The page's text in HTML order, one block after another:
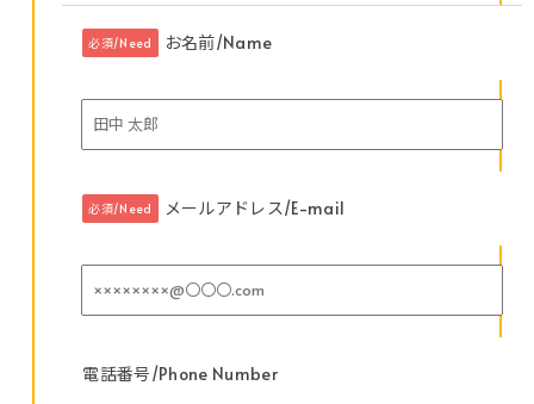
必須/Need お名前/Name
必須/Need メールアドレス/E-mail
電話番号/Phone Number